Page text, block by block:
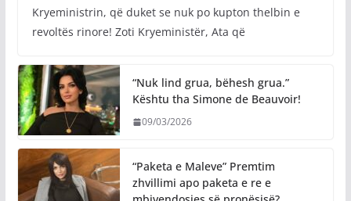
Kryeministrin, që duket se nuk po kupton thelbin e
revoltës rinore! Zoti Kryeministër, Ata që
“Nuk lind grua, bëhesh grua.”
Kështu tha Simone de Beauvoir!
09/03/2026
“Paketa e Maleve” Premtim
zhvillimi apo paketa e re e